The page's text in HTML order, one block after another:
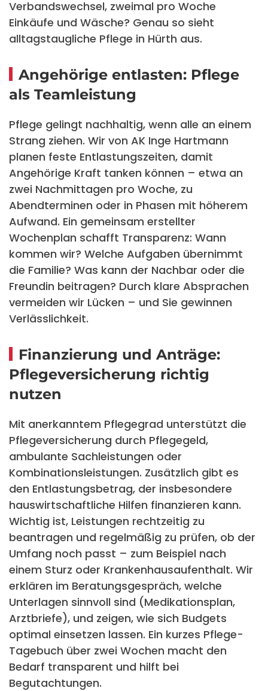
Verbandswechsel, zweimal pro Woche
Einkäufe und Wäsche? Genau so sieht
alltagstaugliche Pflege in Hürth aus.
Angehörige entlasten: Pflege
als Teamleistung
Pflege gelingt nachhaltig, wenn alle an einem
Strang ziehen. Wir von AK Inge Hartmann
planen feste Entlastungszeiten, damit
Angehörige Kraft tanken können – etwa an
zwei Nachmittagen pro Woche, zu
Abendterminen oder in Phasen mit höherem
Aufwand. Ein gemeinsam erstellter
Wochenplan schafft Transparenz: Wann
kommen wir? Welche Aufgaben übernimmt
die Familie? Was kann der Nachbar oder die
Freundin beitragen? Durch klare Absprachen
vermeiden wir Lücken – und Sie gewinnen
Verlässlichkeit.
Finanzierung und Anträge:
Pflegeversicherung richtig
nutzen
Mit anerkanntem Pflegegrad unterstützt die
Pflegeversicherung durch Pflegegeld,
ambulante Sachleistungen oder
Kombinationsleistungen. Zusätzlich gibt es
den Entlastungsbetrag, der insbesondere
hauswirtschaftliche Hilfen finanzieren kann.
Wichtig ist, Leistungen rechtzeitig zu
beantragen und regelmäßig zu prüfen, ob der
Umfang noch passt – zum Beispiel nach
einem Sturz oder Krankenhausaufenthalt. Wir
erklären im Beratungsgespräch, welche
Unterlagen sinnvoll sind (Medikationsplan,
Arztbriefe), und zeigen, wie sich Budgets
optimal einsetzen lassen. Ein kurzes Pflege-
Tagebuch über zwei Wochen macht den
Bedarf transparent und hilft bei
Begutachtungen.